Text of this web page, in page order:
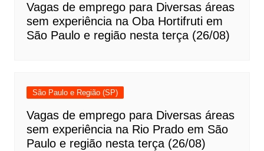
Vagas de emprego para Diversas áreas
sem experiência na Oba Hortifruti em
São Paulo e região nesta terça (26/08)
São Paulo e Região (SP)
Vagas de emprego para Diversas áreas
sem experiência na Rio Prado em São
Paulo e região nesta terça (26/08)